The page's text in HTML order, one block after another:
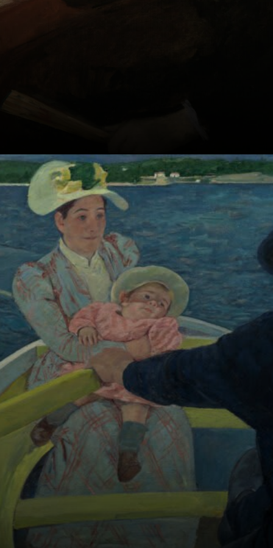
Ihr öffentliches
Vermächtnis ist
ihre Rolle bei der
Förderung der
Frauen in der
Kunst.